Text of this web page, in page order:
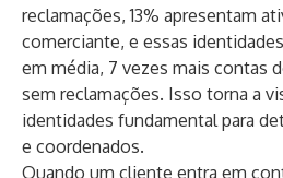
reclamações, 13% apresentam
comerciante, e essas
em média, 7 vezes mais contas
sem reclamações. Isso torna a
identidades fundamental para
e coordenados.
Quando um cliente entra em